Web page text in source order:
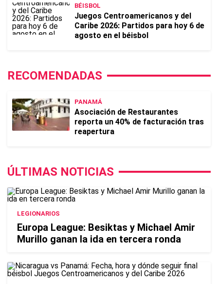
BÉISBOL
Juegos Centroamericanos y del
Caribe 2026: Partidos para hoy 6 de
agosto en el béisbol
RECOMENDADAS
PANAMÁ
Asociación de Restaurantes
reporta un 40% de facturación tras
reapertura
ÚLTIMAS NOTICIAS
LEGIONARIOS
Europa League: Besiktas y Michael Amir
Murillo ganan la ida en tercera ronda